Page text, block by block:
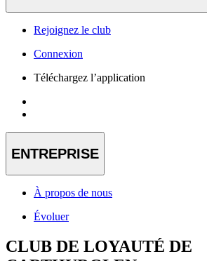
Rejoignez le club
Connexion
Téléchargez l’application
ENTREPRISE
À propos de nous
Évoluer
CLUB DE LOYAUTÉ DE